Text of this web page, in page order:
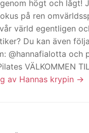
högt och lågt!
på ren
värld egentligen
Du kan även
@hannafialotta och
VÄLKOMMEN
av Hannas krypin